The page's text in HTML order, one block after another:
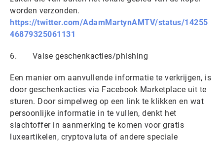
worden verzonden.
https://twitter.com/AdamMartynAMTV/status/14255
46879325061131
6. Valse geschenkacties/phishing
Een manier om aanvullende informatie te verkrijgen, is
door geschenkacties via Facebook Marketplace uit te
sturen. Door simpelweg op een link te klikken en wat
persoonlijke informatie in te vullen, denkt het
slachtoffer in aanmerking te komen voor gratis
luxeartikelen, cryptovaluta of andere speciale